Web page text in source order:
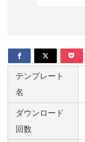
テンプレート
名
ダウンロード
回数